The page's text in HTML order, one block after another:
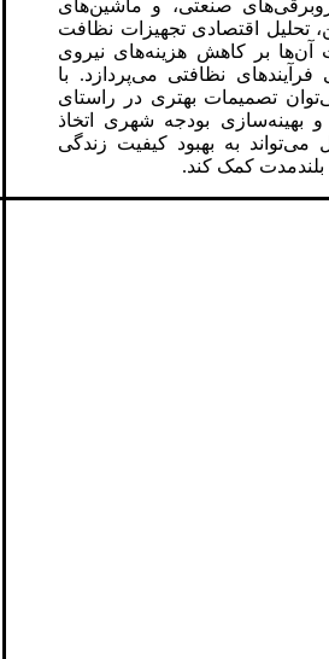
صنعتی، و ماشین‌های
اقتصادی تجهیزات نظافت
آن‌ها بر کاهش هزینه‌های نیروی
فرآیندهای نظافتی می‌پردازد. با
تصمیمات بهتری در راستای
بهینه‌سازی بودجه شهری اتخاذ
می‌تواند به بهبود کیفیت زندگی
کمک کند.